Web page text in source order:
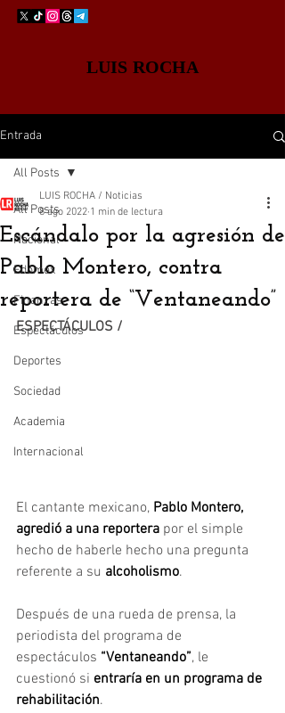
LUIS ROCHA
Entrada
All Posts
Nacional
Edomex
Finanzas
Espectáculos
Deportes
Sociedad
Academia
Internacional
All Posts
Escándalo por la agresión de
Pablo Montero, contra
reportera de “Ventaneando”
LUIS ROCHA / Noticias
8 ago 2022 1 min de lectura
ESPECTÁCULOS /
El cantante mexicano, Pablo Montero,
agredió a una reportera por el simple
hecho de haberle hecho una pregunta
referente a su alcoholismo.
Después de una rueda de prensa, la
periodista del programa de
espectáculos “Ventaneando”, le
cuestionó si entraría en un programa de
rehabilitación.